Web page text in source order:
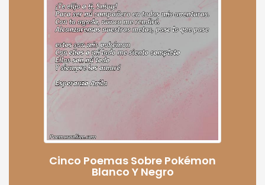
Cinco Poemas Sobre Pokémon
Blanco Y Negro